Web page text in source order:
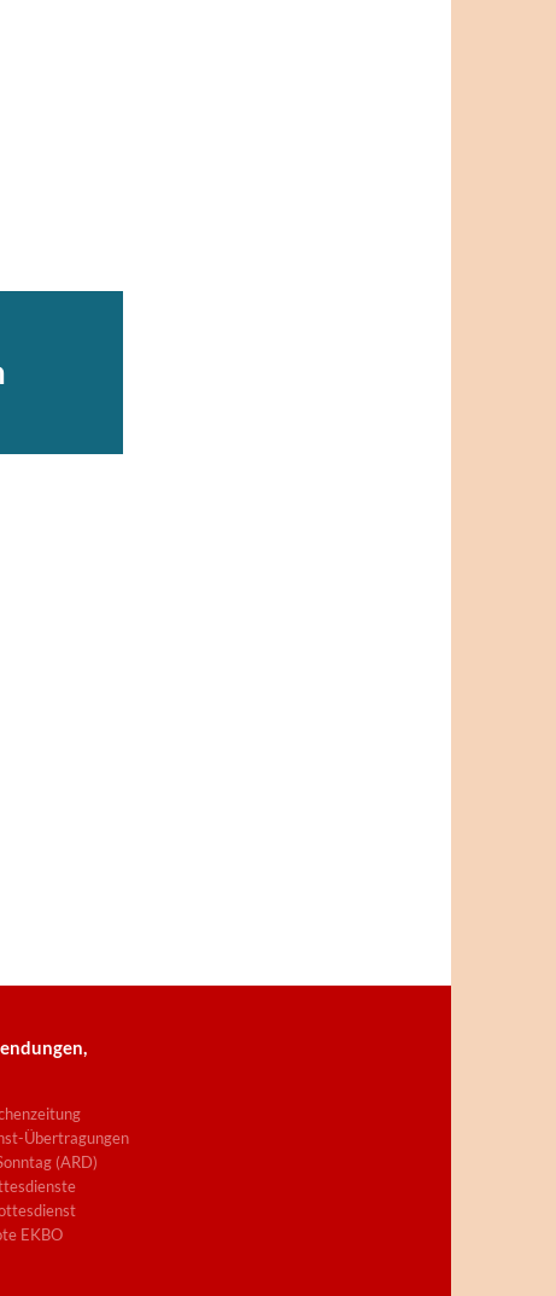
Übertragungen
(ARD)
EKBO